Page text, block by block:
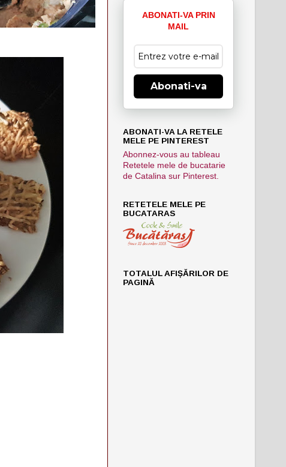
ABONATI-VA PRIN
MAIL
Abonati-va
ABONATI-VA LA RETELE
MELE PE PINTEREST
Abonnez-vous au tableau
Retetele mele de bucatarie
de Catalina sur Pinterest.
RETETELE MELE PE
BUCATARAS
TOTALUL AFIȘĂRILOR DE
PAGINĂ